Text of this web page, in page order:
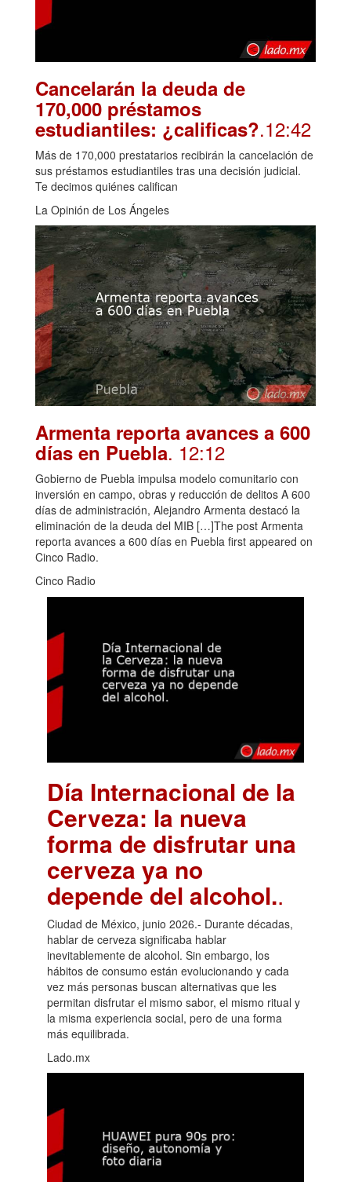
Cancelarán la deuda de
170,000 préstamos
estudiantiles: ¿calificas?.12:42
Más de 170,000 prestatarios recibirán la cancelación de
sus préstamos estudiantiles tras una decisión judicial.
Te decimos quiénes califican
La Opinión de Los Ángeles
Armenta reporta avances a 600
días en Puebla. 12:12
Gobierno de Puebla impulsa modelo comunitario con
inversión en campo, obras y reducción de delitos A 600
días de administración, Alejandro Armenta destacó la
eliminación de la deuda del MIB […]The post Armenta
reporta avances a 600 días en Puebla first appeared on
Cinco Radio.
Cinco Radio
Día Internacional de la
Cerveza: la nueva
forma de disfrutar una
cerveza ya no
depende del alcohol..
Ciudad de México, junio 2026.- Durante décadas,
hablar de cerveza significaba hablar
inevitablemente de alcohol. Sin embargo, los
hábitos de consumo están evolucionando y cada
vez más personas buscan alternativas que les
permitan disfrutar el mismo sabor, el mismo ritual y
la misma experiencia social, pero de una forma
más equilibrada.
Lado.mx